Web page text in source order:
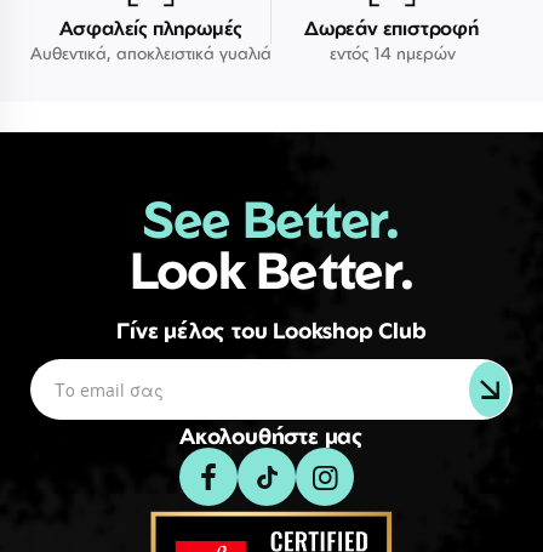
Ασφαλείς πληρωμές
Αυθεντικά, αποκλειστικά γυαλιά
Δωρεάν επιστροφή
εντός 14 ημερών
See Better.
Look Better.
Γίνε μέλος του Lookshop Club
Ακολουθήστε μας